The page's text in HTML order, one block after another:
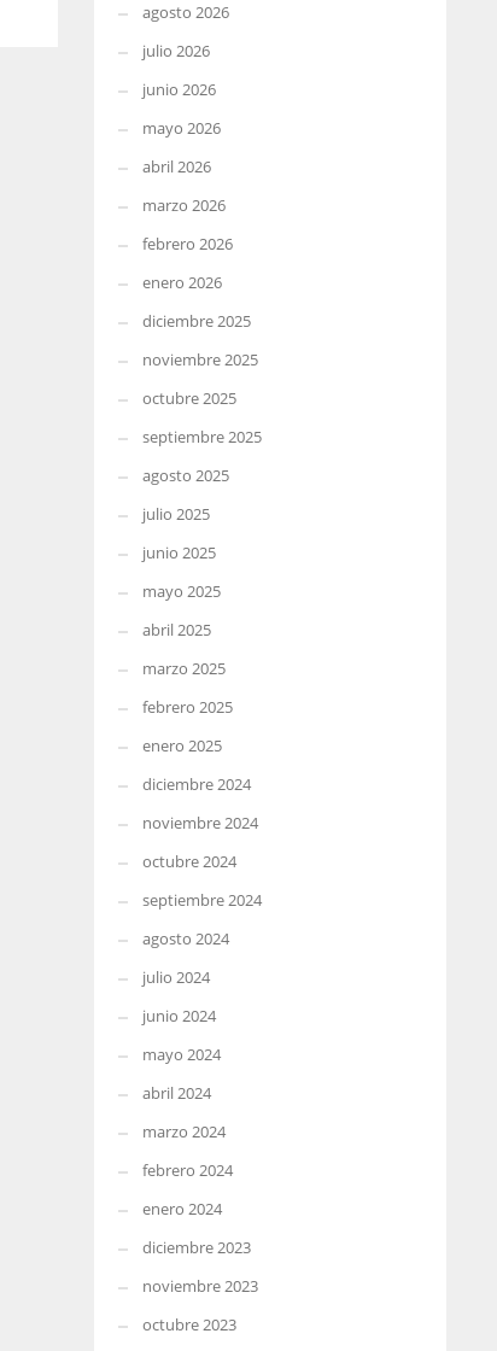
agosto 2026
julio 2026
junio 2026
mayo 2026
abril 2026
marzo 2026
febrero 2026
enero 2026
diciembre 2025
noviembre 2025
octubre 2025
septiembre 2025
agosto 2025
julio 2025
junio 2025
mayo 2025
abril 2025
marzo 2025
febrero 2025
enero 2025
diciembre 2024
noviembre 2024
octubre 2024
septiembre 2024
agosto 2024
julio 2024
junio 2024
mayo 2024
abril 2024
marzo 2024
febrero 2024
enero 2024
diciembre 2023
noviembre 2023
octubre 2023